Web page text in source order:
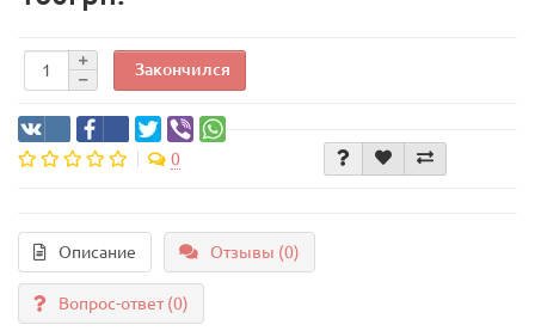
Закончился
0
Описание Отзывы (0)
Вопрос-ответ(0)